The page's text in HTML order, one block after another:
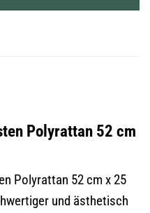
Polyrattan 52 cm
Polyrattan 52 cm x 25
und ästhetisch